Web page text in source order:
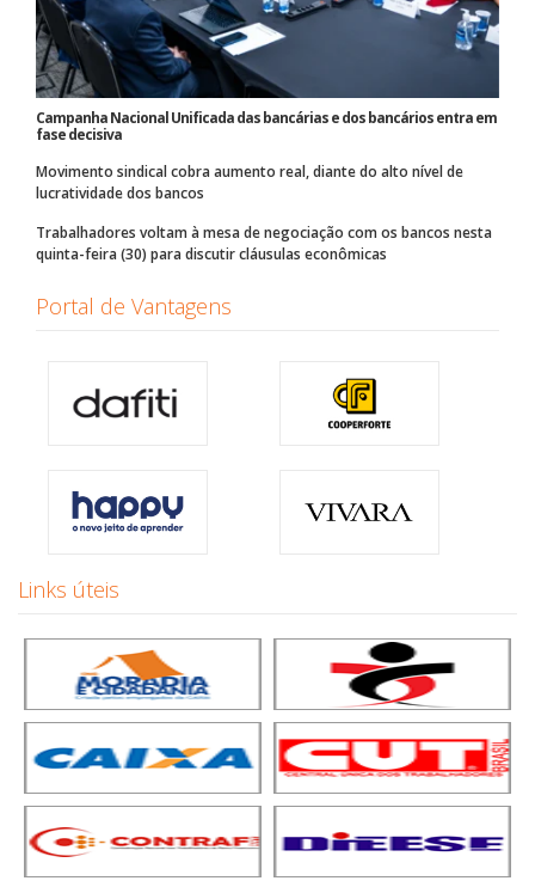
Campanha Nacional Unificada das bancárias e dos bancários entra em
fase decisiva
Movimento sindical cobra aumento real, diante do alto nível de
lucratividade dos bancos
Trabalhadores voltam à mesa de negociação com os bancos nesta
quinta-feira (30) para discutir cláusulas econômicas
Portal de Vantagens
Links úteis